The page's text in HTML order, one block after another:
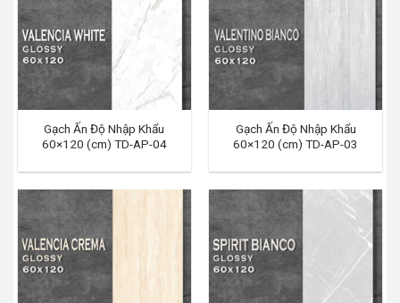
Gạch Ấn Độ Nhập Khẩu
60×120 (cm) TD-AP-04
Gạch Ấn Độ Nhập Khẩu
60×120 (cm) TD-AP-03